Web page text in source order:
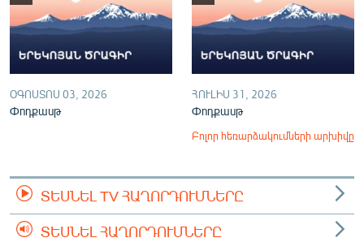
ՕԳՈՍՏՈՍ 03, 2026
Փոդքասթ
ՀՈՒԼԻՍ 31, 2026
Փոդքասթ
Բոլոր հեռարձակումների արխիվը
ՏԵՍՆԵԼ TV ՀԱՂՈՐԴՈՒՄՆԵՐԸ
ՏԵՍՆԵԼ ՀԱՂՈՐԴՈՒՄՆԵՐԸ